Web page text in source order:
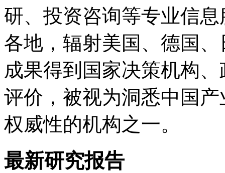
研、投资咨询等专业信
各地，辐射美国、德国
成果得到国家决策机构
评价，被视为洞悉中国
权威性的机构之一。
最新研究报告